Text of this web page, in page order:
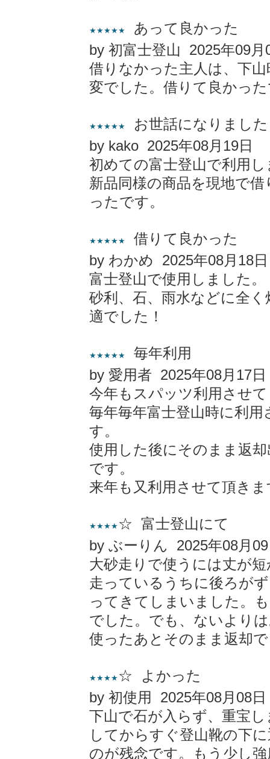
★★★★★
あって良かった
by 初富士登山 2025年09月
借りなかった主人は、下
変でした。借りて良かっ
★★★★★
お世話になりました
by kako 2025年08月19日
初めての富士登山で利用
新品同様の商品を現地で
ったです。
★★★★★
借りて良かった
by わかめ 2025年08月18日
富士登山で使用しました。
砂利、石、雨水などに全
適でした！
★★★★★
毎年利用
by 愛用者 2025年08月17日
今年もスパッツ利用させ
毎年毎年富士登山時に利
す。
使用した後にそのまま返
です。
来年も又利用させて頂きま
★★★★ ☆ 富士登山にて
by ぶーりん 2025年08月
大砂走りで使うには丈が
走っているうちに後ろが
ってきてしまいました。
でした。でも、ないより
使ったあとそのまま返却
★★★★ ☆ よかった
by 初使用 2025年08月08日
下山で石が入らず、重宝
してからすぐ登山靴の下
のが残念です。もう少し